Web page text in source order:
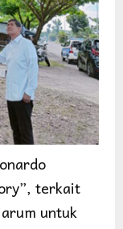
terkait
untuk